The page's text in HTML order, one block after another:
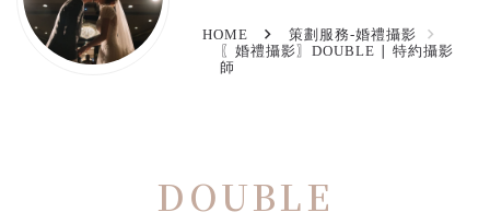
HOME
策劃服務-婚禮攝影
〖婚禮攝影〗DOUBLE ∣ 特約攝影
師
DOUBLE